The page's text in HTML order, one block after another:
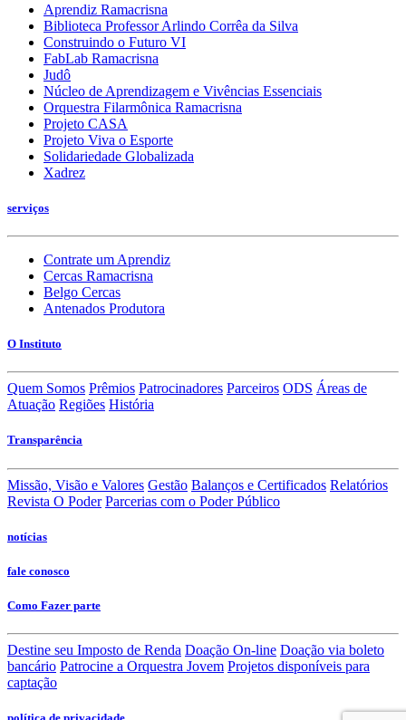
Aprendiz Ramacrisna
Biblioteca Professor Arlindo Corrêa da Silva
Construindo o Futuro VI
FabLab Ramacrisna
Judô
Núcleo de Aprendizagem e Vivências Essenciais
Orquestra Filarmônica Ramacrisna
Projeto CASA
Projeto Viva o Esporte
Solidariedade Globalizada
Xadrez
serviços
Contrate um Aprendiz
Cercas Ramacrisna
Belgo Cercas
Antenados Produtora
O Instituto
Quem Somos Prêmios Patrocinadores Parceiros ODS Áreas de
Atuação Regiões História
Transparência
Missão, Visão e Valores Gestão Balanços e Certificados Relatórios
Revista O Poder Parcerias com o Poder Público
notícias
fale conosco
Como Fazer parte
Destine seu Imposto de Renda Doação On-line Doação via boleto
bancário Patrocine a Orquestra Jovem Projetos disponíveis para
captação